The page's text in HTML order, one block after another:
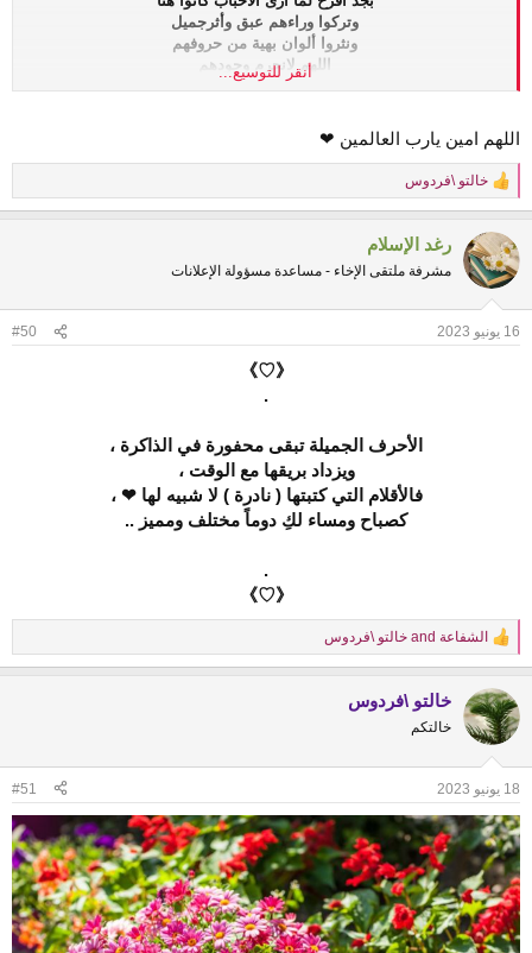
وتركوا وراءهم عبق وأثرجميل
ونثروا ألوان بهية من حروفهم
اللهم لانحرم وجودهم
وجازيهم عليه في الدنيا
مع ذويهم وأحبابهم غارقين في نعيم الجنان
•
أنقر للتوسيع...
اللهم امين يارب العالمين ❤
R
e
c
t
i
s
خالتو \فردوس
رغد الإسلام
مشرفة ملتقى الإخاء - مساعدة مسؤولة الإعلانات
16 يونيو 2023 #50
《♡》
.
الأحرف الجميلة تبقى محفورة في الذاكرة ،
ويزداد بريقها مع الوقت ،
فالأقلام التي كتبتها ( نادرة ) لا شبيه لها ❤ ،
كصباح ومساء لكِ دوماً مختلف ومميز ..
.
《♡》
R
e
c
t
i
s
:
الشفاعة خالتو \فردوس
خالتو \فردوس
خالتكم
18 يونيو 2023 #51